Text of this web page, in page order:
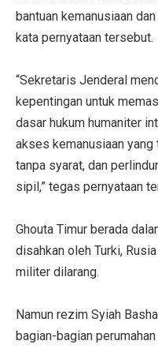
bantuan kemanusiaan
kata pernyataan tersebut.
“Sekretaris Jenderal
kepentingan untuk
dasar hukum humaniter
akses kemanusiaan
tanpa syarat, dan
sipil,” tegas pernyataan
Ghouta Timur berada
disahkan oleh Turki,
militer dilarang.
Namun rezim Syiah
bagian-bagian